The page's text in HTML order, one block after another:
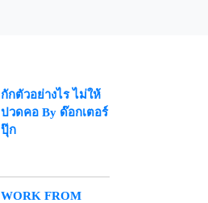
กักตัวอย่างไร ไม่ให้
ปวดคอ By ด๊อกเตอร์
ปุ๊ก
WORK FROM